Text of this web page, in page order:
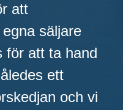
att
säljare
för att ta hand
ett
och vi